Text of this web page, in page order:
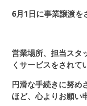
6月1日に事業譲渡を
営業場所、担当スタ
くサービスをされて
円滑な手続きに努め
ほど、心よりお願い